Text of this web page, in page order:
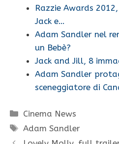
Razzie Awards
Jack e…
Adam Sandler nel
un Bebè?
Jack and Jill, 8
Adam Sandler
sceneggiatore di
Categorie
Cinema News
Tag
Adam Sandler